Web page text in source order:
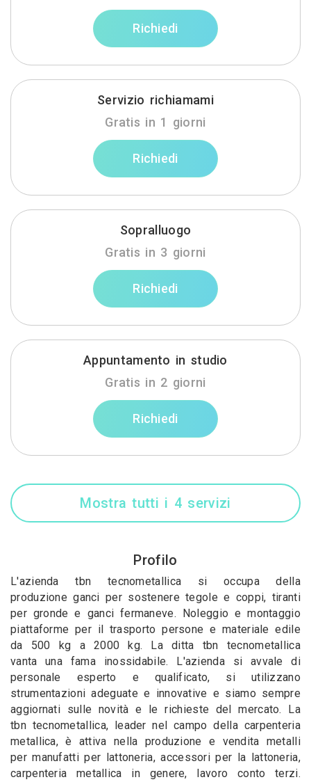
Richiedi
Servizio richiamami
Gratis in 1 giorni
Richiedi
Sopralluogo
Gratis in 3 giorni
Richiedi
Appuntamento in studio
Gratis in 2 giorni
Richiedi
Mostra tutti i 4 servizi
Profilo
L'azienda tbn tecnometallica si occupa della
produzione ganci per sostenere tegole e coppi, tiranti
per gronde e ganci fermaneve. Noleggio e montaggio
piattaforme per il trasporto persone e materiale edile
da 500 kg a 2000 kg. La ditta tbn tecnometallica
vanta una fama inossidabile. L'azienda si avvale di
personale esperto e qualificato, si utilizzano
strumentazioni adeguate e innovative e siamo sempre
aggiornati sulle novità e le richieste del mercato. La
tbn tecnometallica, leader nel campo della carpenteria
metallica, è attiva nella produzione e vendita metalli
per manufatti per lattoneria, accessori per la lattoneria,
carpenteria metallica in genere, lavoro conto terzi.